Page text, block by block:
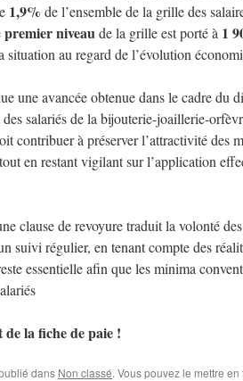
1,9% de l’ensemble de la grille des
premier niveaude la grille est porté à 1
situation au regard de l’évolution
une avancée obtenue dans le cadre du
des salariés de la bijouterie-joaillerie-
contribuer à préserver l’attractivité des
en restant vigilant sur l’application
clause de revoyure traduit la volonté
suivi régulier, en tenant compte des
essentielle afin que les minima
la fiche de paie !
dans Non classé. Vous pouvez le mettre